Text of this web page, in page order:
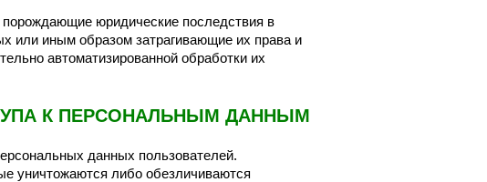
юридические последствия в
или иным образом затрагивающие их права и
автоматизированной обработки их
К ПЕРСОНАЛЬНЫМ ДАННЫМ
данных пользователей.
уничтожаются либо обезличиваются